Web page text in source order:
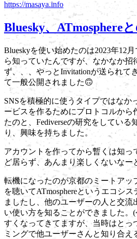
https://masaya.info
Bluesky、ATmosphere
Blueskyを使い始めたのは2023年12
ら知っていたんですが、なかなか招
ず、、、やっとInvitationが送られて
て一般公開されました🙃
SNSを積極的に使うタイプではなか
ービスを作るためにプロトコルから
たのと、Fediverseの研究をしている
り、興味を持ちました。
アカウントを作ってから暫くは知っ
ど居らず、あんまり楽しくないなー
転機になったのが京都のミートアッ
を聴いてATmosphereというエコシ
ましたし、他のユーザーの人と交流
い使い方を知ることができました。
すくなってきてますが、当時はとっ
ミングで他ユーザーさんと知り合え